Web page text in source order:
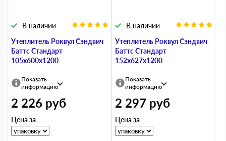
Утеплитель Роквул Сэндвич
Баттс Стандарт
105х600х1200
В наличии
Показать
информацию
2 226 руб
Цена за
Утеплитель Роквул Сэндвич
Баттс Стандарт
152х627х1200
В наличии
Показать
информацию
2 297 руб
Цена за